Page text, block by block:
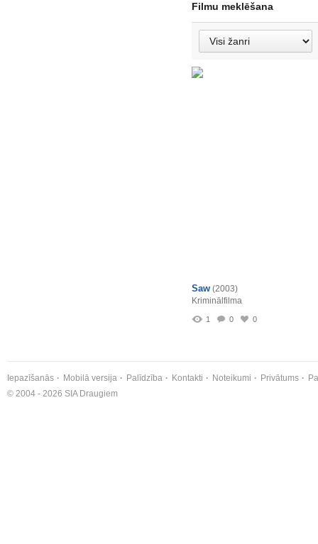
Filmu meklēšana
Saw (2003)
Kriminālfilma
1 0 0
Iepazīšanās Mobilā versija Palīdzība Kontakti Noteikumi Privātums
© 2004 - 2026 SIA Draugiem